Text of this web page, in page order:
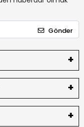
Gönder